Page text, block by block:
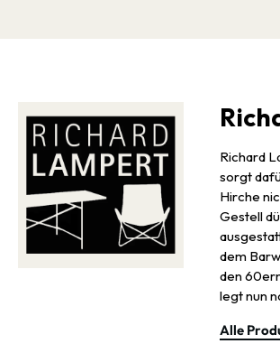
Richard
sorgt
Hirche
Gestell
dem
den
legt nun
Alle